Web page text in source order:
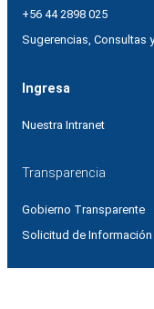
+56 44 2898 025
Sugerencias, Consultas
Ingresa
Nuestra Intranet
Transparencia
Gobierno Transparente
Solicitud de